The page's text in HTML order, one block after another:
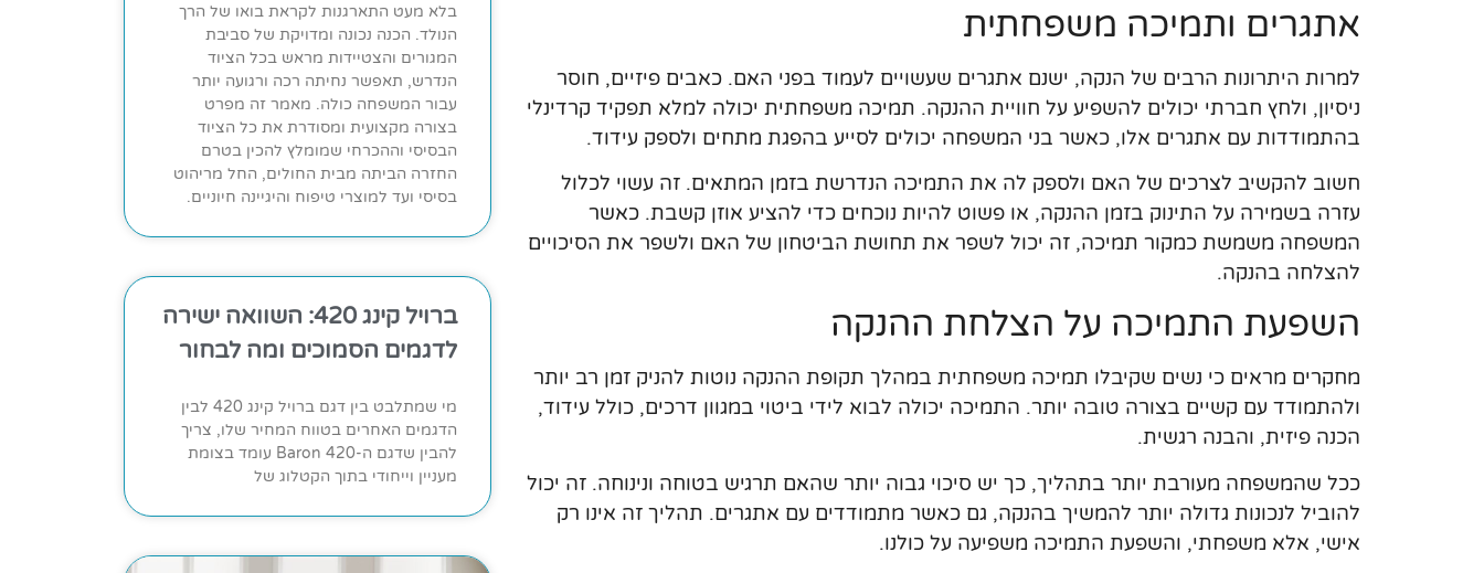
אתגרים ותמיכה משפחתית
למרות היתרונות הרבים של הנקה, ישנם אתגרים שעשויים לעמוד בפני האם. כאבים פיזיים, חוסר
ניסיון, ולחץ חברתי יכולים להשפיע על חוויית ההנקה. תמיכה משפחתית יכולה למלא תפקיד קרדינלי
בהתמודדות עם אתגרים אלו, כאשר בני המשפחה יכולים לסייע בהפגת מתחים ולספק עידוד.
חשוב להקשיב לצרכים של האם ולספק לה את התמיכה הנדרשת בזמן המתאים. זה עשוי לכלול
עזרה בשמירה על התינוק בזמן ההנקה, או פשוט להיות נוכחים כדי להציע אוזן קשבת. כאשר
המשפחה משמשת כמקור תמיכה, זה יכול לשפר את תחושת הביטחון של האם ולשפר את הסיכויים
להצלחה בהנקה.
השפעת התמיכה על הצלחת ההנקה
מחקרים מראים כי נשים שקיבלו תמיכה משפחתית במהלך תקופת ההנקה נוטות להניק זמן רב יותר
ולהתמודד עם קשיים בצורה טובה יותר. התמיכה יכולה לבוא לידי ביטוי במגוון דרכים, כולל עידוד,
הכנה פיזית, והבנה רגשית.
ככל שהמשפחה מעורבת יותר בתהליך, כך יש סיכוי גבוה יותר שהאם תרגיש בטוחה ונינוחה. זה יכול
להוביל לנכונות גדולה יותר להמשיך בהנקה, גם כאשר מתמודדים עם אתגרים. תהליך זה אינו רק
אישי, אלא משפחתי, והשפעת התמיכה משפיעה על כולנו.
בלא מעט התארגנות לקראת בואו של הרך
הנולד. הכנה נכונה ומדויקת של סביבת
המגורים והצטיידות מראש בכל הציוד
הנדרש, תאפשר נחיתה רכה ורגועה יותר
עבור המשפחה כולה. מאמר זה מפרט
בצורה מקצועית ומסודרת את כל הציוד
הבסיסי וההכרחי שמומלץ להכין בטרם
החזרה הביתה מבית החולים, החל מריהוט
בסיסי ועד למוצרי טיפוח והיגיינה חיוניים.
ברויל קינג 420: השוואה ישירה
לדגמים הסמוכים ומה לבחור
מי שמתלבט בין דגם ברויל קינג 420 לבין
הדגמים האחרים בטווח המחיר שלו, צריך
להבין שדגם ה-Baron 420 עומד בצומת
מעניין וייחודי בתוך הקטלוג של